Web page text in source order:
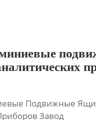
Подвижные
Завод